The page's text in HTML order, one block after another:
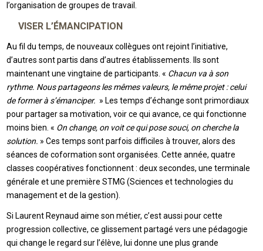
l’organisation de groupes de travail.
VISER L’ÉMANCIPATION
Au fil du temps, de nouveaux collègues ont rejoint l’initiative,
d’autres sont partis dans d’autres établissements. Ils sont
maintenant une vingtaine de participants. « Chacun va à son
rythme. Nous partageons les mêmes valeurs, le même projet : celui
de former à s’émanciper. » Les temps d’échange sont primordiaux
pour partager sa motivation, voir ce qui avance, ce qui fonctionne
moins bien. « On change, on voit ce qui pose souci, on cherche la
solution. » Ces temps sont parfois difficiles à trouver, alors des
séances de coformation sont organisées. Cette année, quatre
classes coopératives fonctionnent : deux secondes, une terminale
générale et une première STMG (Sciences et technologies du
management et de la gestion).
Si Laurent Reynaud aime son métier, c’est aussi pour cette
progression collective, ce glissement partagé vers une pédagogie
qui change le regard sur l’élève, lui donne une plus grande